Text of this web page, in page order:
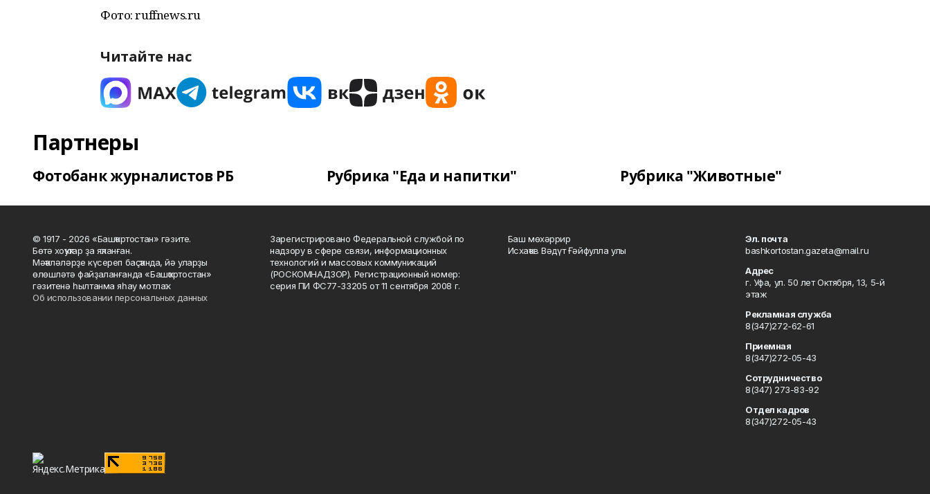
Фото: ruffnews.ru
Читайте нас
Партнеры
Фотобанк журналистов РБ Рубрика "Еда и напитки" Рубрика "Животные"
© 1917 - 2026 «Башҡортостан» гәзите.
Бөтә хоҡуҡтар ҙа яҡланған.
Мәҡәләләрҙе күсереп баҫҡанда, йә уларҙы
өлөшләтә файҙаланғанда «Башҡортостан»
гәзитенә һылтанма яһау мотлаҡ.
Об использовании персональных данных
Зарегистрировано Федеральной службой по
надзору в сфере связи, информационных
технологий и массовых коммуникаций
(РОСКОМНАДЗОР). Регистрационный номер:
серия ПИ ФС77-33205 от 11 сентября 2008 г.
Баш мөхәррир
Исхаҡов Вәдүт Ғәйфулла улы
Эл. почта
bashkortostan.gazeta@mail.ru
Адрес
г. Уфа, ул. 50 лет Октября, 13, 5-й
этаж
Рекламная служба
8(347)272-62-61
Приемная
8(347)272-05-43
Сотрудничество
8(347) 273-83-92
Отдел кадров
8(347)272-05-43